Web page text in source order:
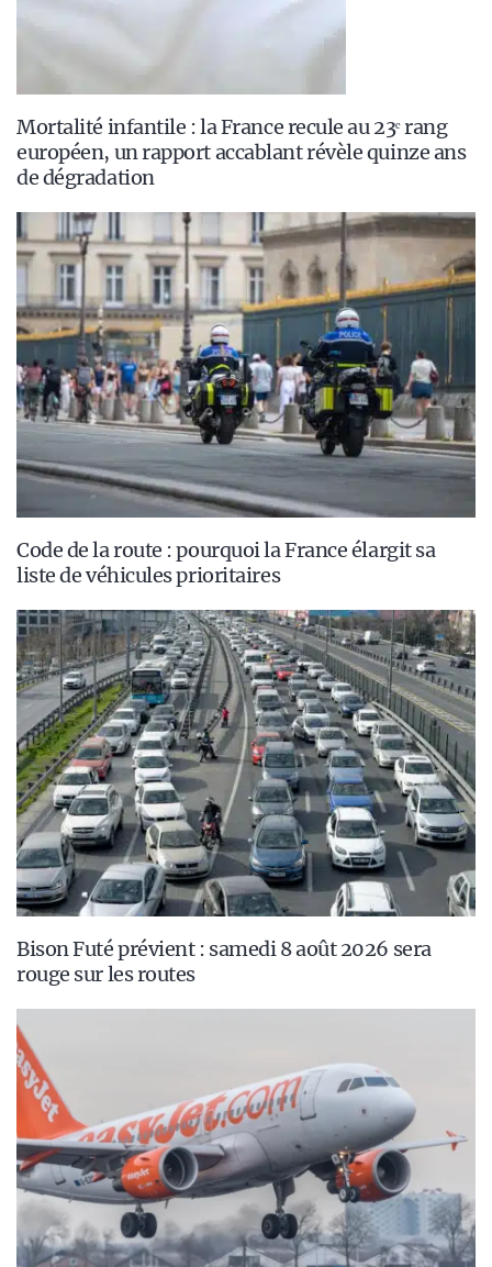
Mortalité infantile : la France recule au 23ᵉ rang
européen, un rapport accablant révèle quinze ans
de dégradation
Code de la route : pourquoi la France élargit sa
liste de véhicules prioritaires
Bison Futé prévient : samedi 8 août 2026 sera
rouge sur les routes